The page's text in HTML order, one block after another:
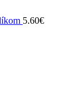
5.60€